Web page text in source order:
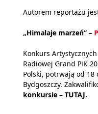
Autorem reportażu
„Himalaje marzeń” –
Konkurs
Radiowej Grand PiK
Polski, potrwają od 18
Bydgoszczy.
konkursie – TUTAJ.